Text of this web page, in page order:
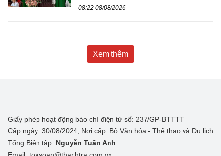
08:22 08/08/2026
Xem thêm
Giấy phép hoạt động báo chí điện tử số: 237/GP-BTTTT
Cấp ngày: 30/08/2024; Nơi cấp: Bộ Văn hóa - Thể thao và Du lịch
Tổng Biên tập: Nguyễn Tuấn Anh